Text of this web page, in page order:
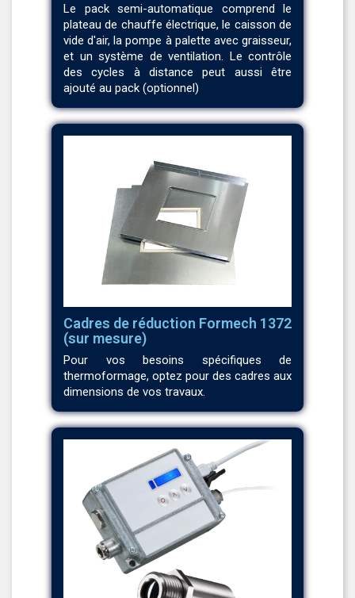
Le pack semi-automatique comprend le
plateau de chauffe électrique, le caisson de
vide d'air, la pompe à palette avec graisseur,
et un système de ventilation. Le contrôle
des cycles à distance peut aussi être
ajouté au pack (optionnel)
Cadres de réduction Formech 1372
(sur mesure)
Pour vos besoins spécifiques de
thermoformage, optez pour des cadres aux
dimensions de vos travaux.